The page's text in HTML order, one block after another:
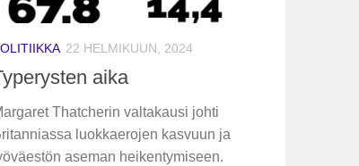
22 HELMIKUUN, 2024
aika
Thatcherin valtakausi johti
luokkaerojen kasvuun ja
aseman heikentymiseen.